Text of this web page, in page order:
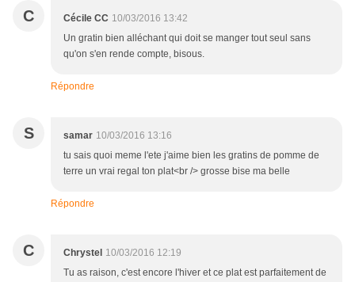
C Cécile CC 10/03/2016 13:42
Un gratin bien alléchant qui doit se manger tout seul sans
qu'on s'en rende compte, bisous.
Répondre
S samar 10/03/2016 13:16
tu sais quoi meme l'ete j'aime bien les gratins de pomme de
terre un vrai regal ton plat<br /> grosse bise ma belle
Répondre
C Chrystel 10/03/2016 12:19
Tu as raison, c'est encore l'hiver et ce plat est parfaitement de